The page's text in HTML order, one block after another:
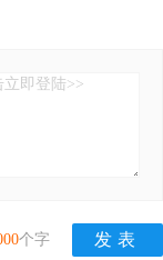
即登陆>>
个字